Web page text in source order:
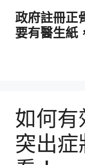
政府註冊正
要有醫生紙
如何有
突出症